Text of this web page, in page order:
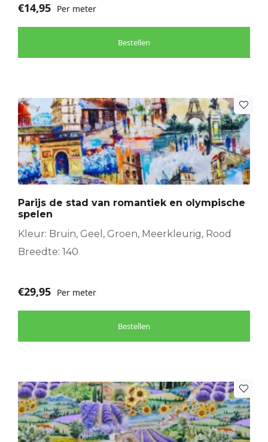
€14,95 Per meter
Bestellen
Parijs de stad van romantiek en olympische
spelen
Kleur: Bruin, Geel, Groen, Meerkleurig, Rood
Breedte: 140
€29,95 Per meter
Bestellen